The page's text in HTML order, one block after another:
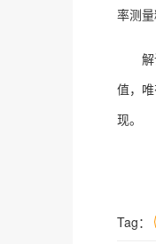
率测
值，
现。
Tag：